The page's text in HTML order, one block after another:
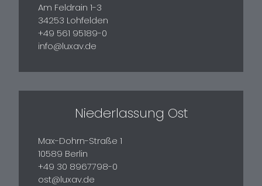
Am Feldrain 1-3
34253 Lohfelden
+49 561 95189-0
info@luxav.de
Niederlassung Ost
Max-Dohrn-Straße 1
10589 Berlin
+49 30 8967798-0
ost@luxav.de